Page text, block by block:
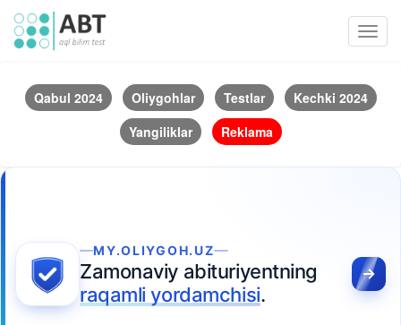
Qabul 2024 Oliygohlar Testlar
Kechki 2024
Yangiliklar
Reklama
MY.OLIYGOH.UZ
Zamonaviy abituriyentning
raqamli yordamchisi.